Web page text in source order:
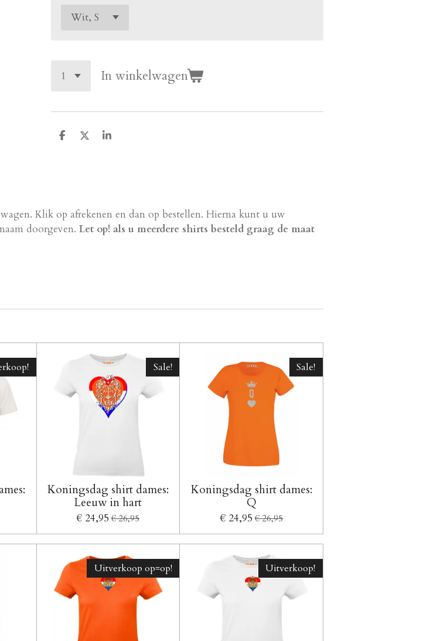
In winkelwagen
D
D
S
Klik op afrekenen en dan op bestellen. Hierna kunt u uw
doorgeven. Let op! als u meerdere shirts besteld graag de maat
Sale!
Koningsdag shirt dames:
Leeuw in hart
€ 24,95 € 26,95
Sale!
Koningsdag shirt dames:
Q
€ 24,95 € 26,95
Uitverkoop op=op! Uitverkoop!